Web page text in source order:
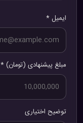
ایمیل *
مبلغ پیشنهادی (تومان) *
توضیح اختیاری